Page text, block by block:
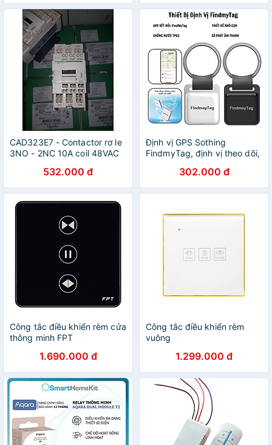
CAD323E7 - Contactor rơ le
3NO - 2NC 10A coil 48VAC
532.000 đ
Định vị GPS Sothing
FindmyTag, định vị theo dõi,
xe máy, người già, trẻ nhỏ-
Hàng chính hãng
302.000 đ
Công tắc điều khiển rèm cửa
thông minh FPT
1.690.000 đ
Công tắc điều khiển rèm
vuông
1.299.000 đ